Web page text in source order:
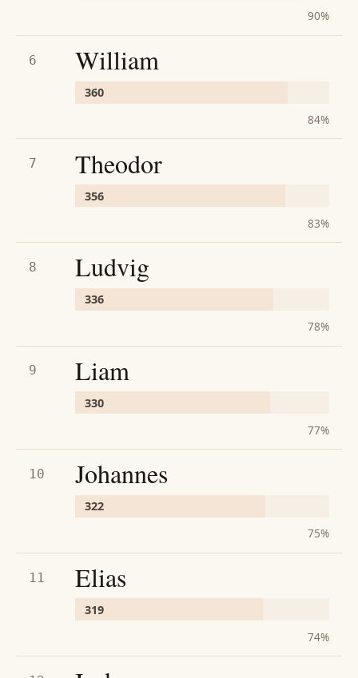
90%
6 William
360
84%
7 Theodor
356
83%
8 Ludvig
336
78%
9 Liam
330
77%
10 Johannes
322
75%
11 Elias
319
74%